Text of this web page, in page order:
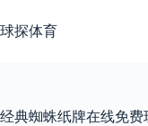
至
球探体育
经典蜘蛛纸牌在线免